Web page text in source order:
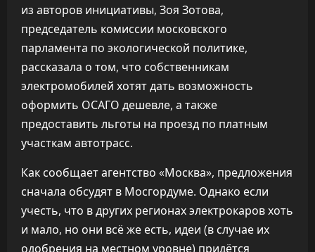
из авторов инициативы, Зоя Зотова,
председатель комиссии московского
парламента по экологической политике,
рассказала о том, что собственникам
электромобилей хотят дать возможность
оформить ОСАГО дешевле, а также
предоставить льготы на проезд по платным
участкам автотрасс.
Как сообщает агентство «Москва», предложения
сначала обсудят в Мосгордуме. Однако если
учесть, что в других регионах электрокаров хоть
и мало, но они всё же есть, идеи (в случае их
одобрения на местном уровне) придётся